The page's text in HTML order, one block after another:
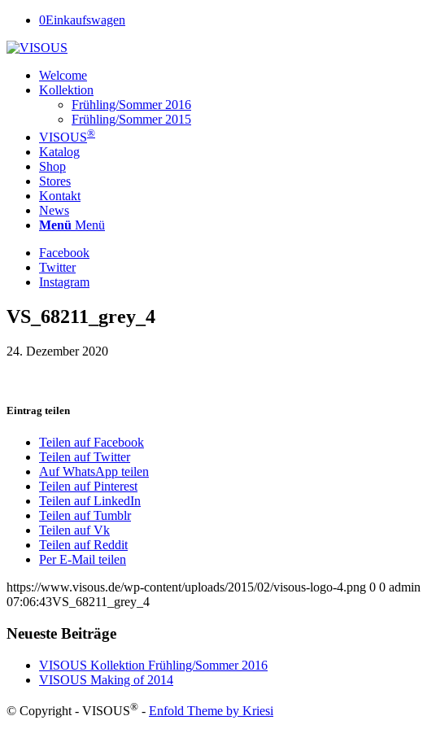
0Einkaufswagen
Welcome
Kollektion
Frühling/Sommer 2016
Frühling/Sommer 2015
VISOUS®
Katalog
Shop
Stores
Kontakt
News
Menü Menü
Facebook
Twitter
Instagram
VS_68211_grey_4
24. Dezember 2020
Eintrag teilen
Teilen auf Facebook
Teilen auf Twitter
Auf WhatsApp teilen
Teilen auf Pinterest
Teilen auf LinkedIn
Teilen auf Tumblr
Teilen auf Vk
Teilen auf Reddit
Per E-Mail teilen
https://www.visous.de/wp-content/uploads/2015/02/visous-logo-4.png 0 0 admin
07:06:43VS_68211_grey_4
Neueste Beiträge
VISOUS Kollektion Frühling/Sommer 2016
VISOUS Making of 2014
© Copyright - VISOUS® - Enfold Theme by Kriesi